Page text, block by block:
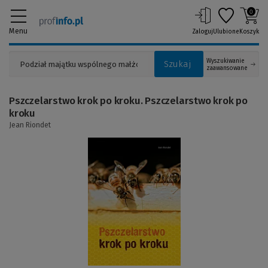
Menu
Szukaj
Wyszukiwanie
zaawansowane
ZalogujUlubione
0
Koszyk
innej
strony)
Pszczelarstwo krok po kroku. Pszczelarstwo krok po
kroku
Jean Riondet